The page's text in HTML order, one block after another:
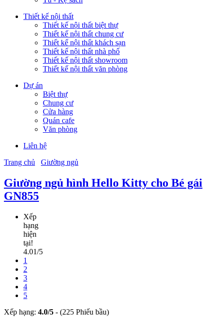
Thiết kế nội thất
Thiết kế nội thất biệt thự
Thiết kế nội thất chung cư
Thiết kế nội thất khách sạn
Thiết kế nội thất nhà phố
Thiết kế nội thất showroom
Thiết kế nội thất văn phòng
Dự án
Biệt thự
Chung cư
Cửa hàng
Quán cafe
Văn phòng
Liên hệ
Trang chủ
Giường ngủ
Giường ngủ hình Hello Kitty cho Bé gái
GN855
Xếp
hạng
hiện
tại!
4.01/5
1
2
3
4
5
Xếp hạng: 4.0/5 - (225 Phiếu bầu)